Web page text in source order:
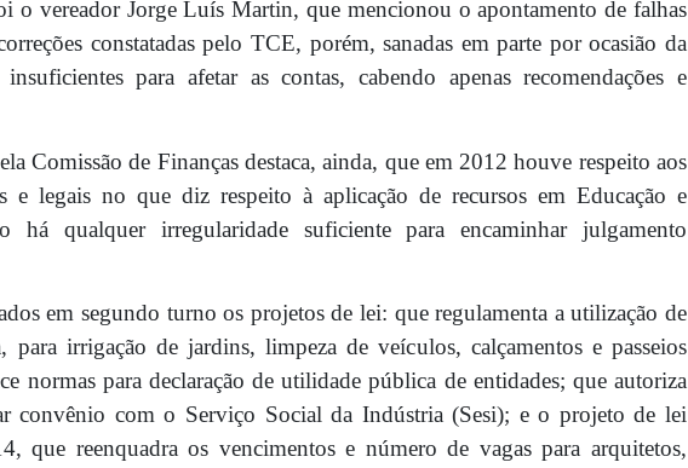
o vereador Jorge Luís Martin, que mencionou o apontamento de falhas
constatadas pelo TCE, porém, sanadas em parte por ocasião da
para afetar as contas, cabendo apenas recomendações e
Comissão de Finanças destaca, ainda, que em 2012 houve respeito aos
e legais no que diz respeito à aplicação de recursos em Educação e
há qualquer irregularidade suficiente para encaminhar julgamento
em segundo turno os projetos de lei: que regulamenta a utilização de
para irrigação de jardins, limpeza de veículos, calçamentos e passeios
normas para declaração de utilidade pública de entidades; que autoriza
convênio com o Serviço Social da Indústria (Sesi); e o projeto de lei
que reenquadra os vencimentos e número de vagas para arquitetos,